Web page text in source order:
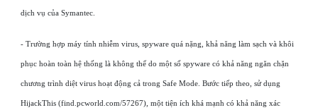
dịch vụ của Symantec.
- Trường hợp máy tính nhiễm virus, spyware quá nặng, khả năng làm sạch và khôi
phục hoàn toàn hệ thống là không thể do một số spyware có khả năng ngăn chặn
chương trình diệt virus hoạt động cả trong Safe Mode. Bước tiếp theo, sử dụng
HijackThis (find.pcworld.com/57267), một tiện ích khá mạnh có khả năng xác